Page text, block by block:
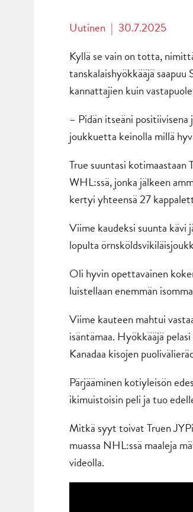
Uutinen | 30.7.2025
Kyllä se vain on totta,
tanskalaishyökkääjä
kannattajien kuin
– Pidän itseäni positiivisena
joukkuetta keinolla millä
True suuntasi kotimaastaan
WHL:ssä, jonka jälkeen
kertyi yhteensä 27
Viime kaudeksi suunta kävi
lopulta
Oli hyvin opettavainen
luistellaan enemmän
Viime kauteen mahtui
isäntämaa. Hyökkääjä
Kanadaa kisojen
Pärjääminen kotiyleisön
ikimuistoisin peli ja tuo
Mitkä syyt toivat Truen
muassa NHL:ssä maaleja
videolla.